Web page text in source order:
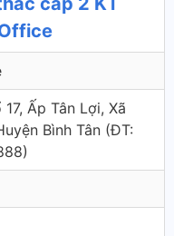
Ấp Tân Lợi, Xã
Bình Tân (ÐT: